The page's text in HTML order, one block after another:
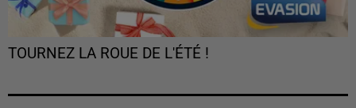
TOURNEZ LA ROUE DE L'ÉTÉ !